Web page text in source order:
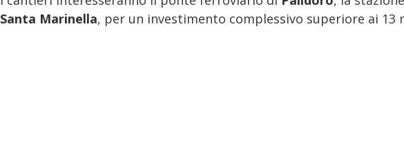
Santa Marinella, per un investimento complessivo superiore ai 13